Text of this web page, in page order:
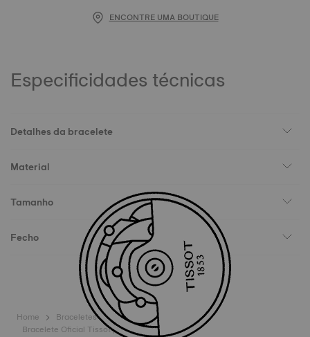
ENCONTRE UMA BOUTIQUE
Especificidades técnicas
Detalhes da bracelete
Material
Tamanho
Fecho
Home
Braceletes
Bracelete Oficial Tissot pele branca 16 mm